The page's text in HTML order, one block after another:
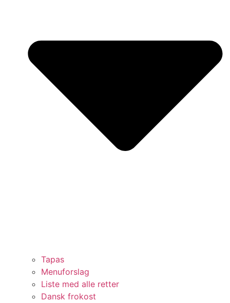
Tapas
Menuforslag
Liste med alle retter
Dansk frokost